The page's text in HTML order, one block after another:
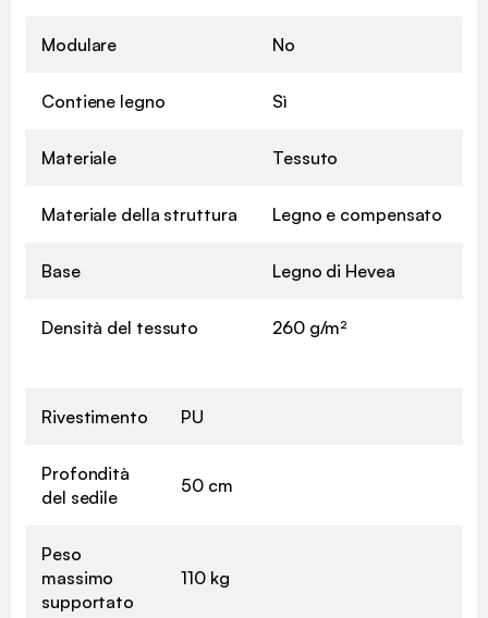
Modulare No
Contiene legno Sì
Materiale Tessuto
Materiale della struttura Legno e compensato
Base Legno di Hevea
Densità del tessuto 260 g/m²
Rivestimento PU
Profondità
del sedile
50 cm
Peso
massimo
supportato
110 kg